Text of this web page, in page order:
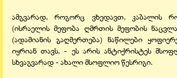
ამგვარად, როგორც ვხედავთ, კაბალის
(ისრაელის მეფობა ღმრთის მეფობის
(ადამიანის გაღმერთება) ნაწილები
იყრიან თავს, - ეს არის ანტიქრისტეს
სხვაგვარად - ახალი მსოფლიო წესრიგი.